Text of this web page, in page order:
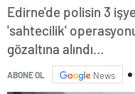
Edirne'de polisin 3
'sahtecilik'
gözaltına alındı…
ABONE OL News